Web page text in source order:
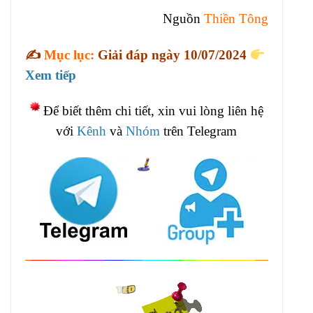
Nguồn Thiền Tông
✍️ Mục lục: Giải đáp ngày 10/07/2024
Xem tiếp
Để biết thêm chi tiết, xin vui lòng liên hệ
vớiKênh vàNhóm trên Telegram